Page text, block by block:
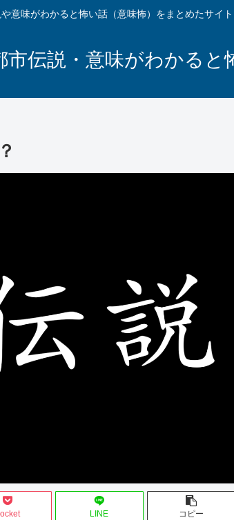
意味がわかると怖い話（意味怖）をまとめたサイト
市伝説・意味がわかると
LINE コピー